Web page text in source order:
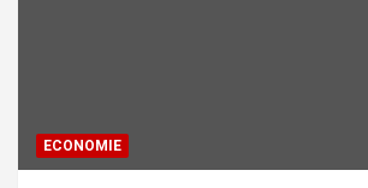
ECONOMIE